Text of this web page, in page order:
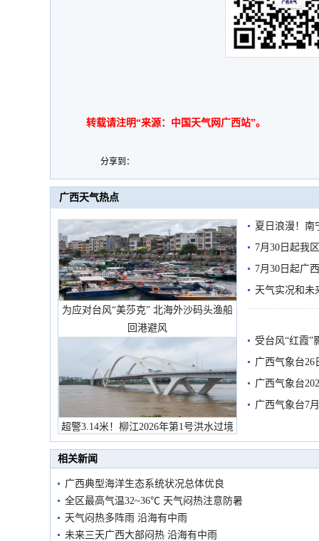
转载请注明“来源：中国天气网广西站”。
分享到：
广西天气热点
为应对台风“美莎克” 北海外沙码头渔船
回港避风
超警3.14米！柳江2026年第1号洪水过境
市民在堤岸见证汛况
夏日浪漫！南
7月30日起我
7月30日起广
天气实况和未
受台风“红霞”
有较强降雨
广西气象台26
广西气象台
预警
广西气象台7
相关新闻
广西典型海洋生态系统状况总体优良
全区最高气温32~36℃ 天气闷热注意防暑
天气闷热多阵雨 沿海有中雨
未来三天广西大部闷热 沿海有中雨